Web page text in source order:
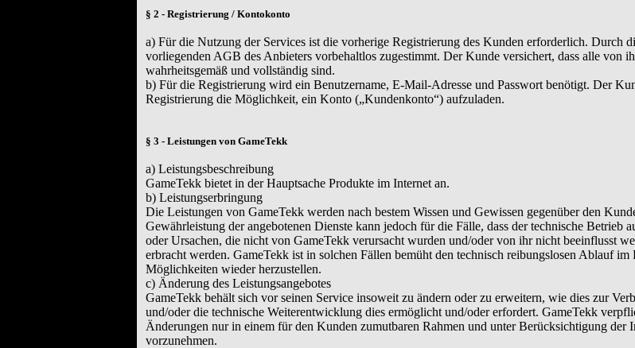
§ 2 - Registrierung / Kontokonto
a) Für die Nutzung der Services ist die vorherige Registrierung des Kunden erforderlich. Durch
vorliegenden AGB des Anbieters vorbehaltlos zugestimmt. Der Kunde versichert, dass alle von
wahrheitsgemäß und vollständig sind.
b) Für die Registrierung wird ein Benutzername, E-Mail-Adresse und Passwort benötigt. Der
Registrierung die Möglichkeit, ein Konto („Kundenkonto“) aufzuladen.
§ 3 - Leistungen von GameTekk
a) Leistungsbeschreibung
GameTekk bietet in der Hauptsache Produkte im Internet an.
b) Leistungserbringung
Die Leistungen von GameTekk werden nach bestem Wissen und Gewissen gegenüber den
Gewährleistung der angebotenen Dienste kann jedoch für die Fälle, dass der technische Betrieb
oder Ursachen, die nicht von GameTekk verursacht wurden und/oder von ihr nicht beeinflusst
erbracht werden. GameTekk ist in solchen Fällen bemüht den technisch reibungslosen Ablauf im
Möglichkeiten wieder herzustellen.
c) Änderung des Leistungsangebotes
GameTekk behält sich vor seinen Service insoweit zu ändern oder zu erweitern, wie dies zur
und/oder die technische Weiterentwicklung dies ermöglicht und/oder erfordert. GameTekk
Änderungen nur in einem für den Kunden zumutbaren Rahmen und unter Berücksichtigung der
vorzunehmen.